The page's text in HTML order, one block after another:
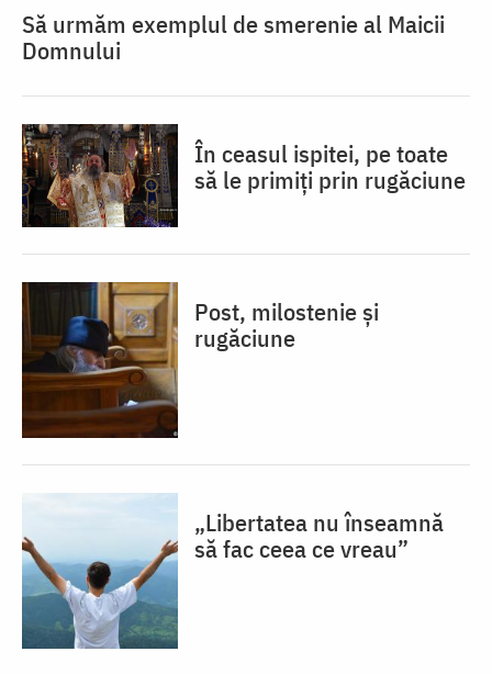
Să urmăm exemplul de smerenie al Maicii
Domnului
În ceasul ispitei, pe toate
să le primiți prin rugăciune
Post, milostenie și
rugăciune
„Libertatea nu înseamnă
să fac ceea ce vreau”